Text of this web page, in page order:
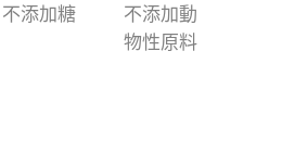
不添加糖
不添加動
物性原料